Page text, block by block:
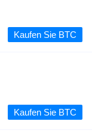
Kaufen Sie BTC
Kaufen Sie BTC